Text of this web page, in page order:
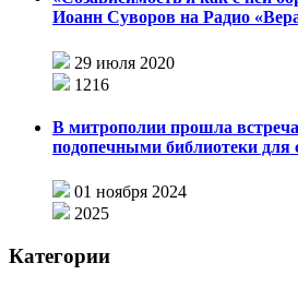
Иоанн Суворов на Радио
29 июля 2020
1216
В митрополии прошла
подопечными библиотеки для
01 ноября 2024
2025
Категории